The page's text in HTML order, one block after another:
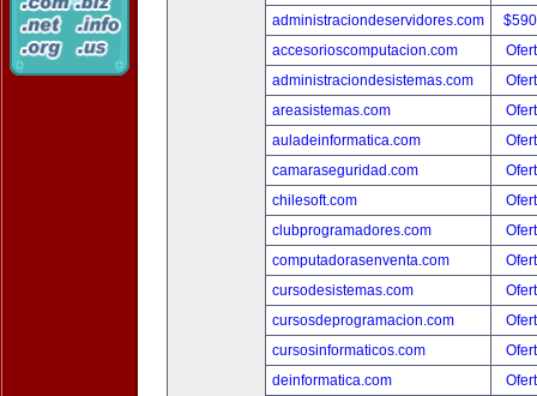
administraciondeservidores.com
accesorioscomputacion.com
administraciondesistemas.com
areasistemas.com
auladeinformatica.com
camaraseguridad.com
chilesoft.com
clubprogramadores.com
computadorasenventa.com
cursodesistemas.com
cursosdeprogramacion.com
cursosinformaticos.com
deinformatica.com